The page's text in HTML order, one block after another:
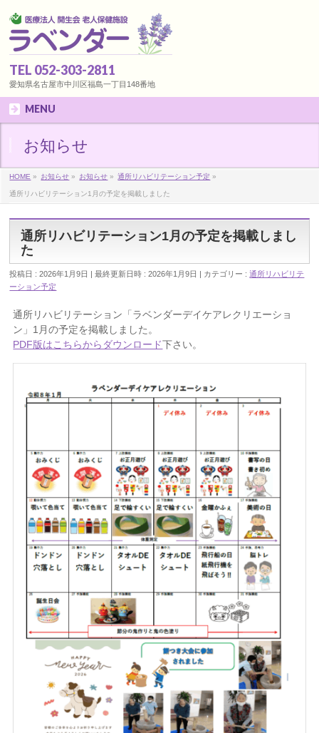
TEL 052-303-2811
愛知県名古屋市中川区福島一丁目148番地
MENU
お知らせ
HOME » お知らせ » お知らせ » 通所リハビリテーション予定 »
通所リハビリテーション1月の予定を掲載しました
通所リハビリテーション1月の予定を掲載しまし
た
投稿日 : 2026年1月9日 最終更新日時 : 2026年1月9日 カテゴリー :通所リハビリテ
ーション予定
通所リハビリテーション「ラベンダーデイケアレクリエーショ
ン」1月の予定を掲載しました。
PDF版はこちらからダウンロード下さい。